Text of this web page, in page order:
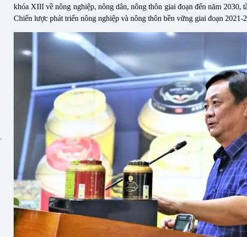
khóa XIII về nông nghiệp, nông dân, nông thôn giai đoạn đến năm
Chiến lược phát triển nông nghiệp và nông thôn bền vững giai đoạn 2021-